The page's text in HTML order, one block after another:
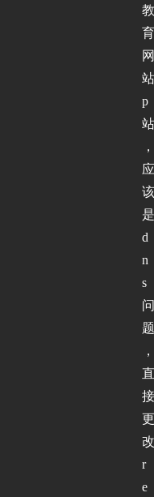
教
育
网
站
p
站
，
应
该
是
d
n
s
问
题
，
直
接
更
改
r
e